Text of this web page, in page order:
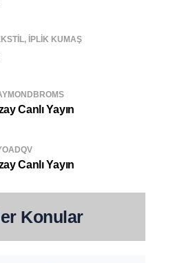
IPLIK KUMAŞ
Canlı Yayın
Canlı Yayın
Konular